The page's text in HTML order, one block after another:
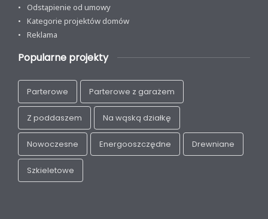
Odstąpienie od umowy
Kategorie projektów domów
Reklama
Popularne projekty
Parterowe Parterowe z garażem
Z poddaszem Na wąską działkę
Nowoczesne Energooszczędne Drewniane
Szkieletowe